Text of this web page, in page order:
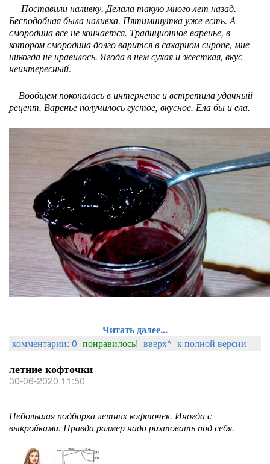
Поставили наливку. Делала такую много лет назад.
Бесподобная была наливка. Пятиминутка уже есть. А
смородина все не кончается. Традиционное варенье, в
котором смородина долго варится в сахарном сиропе, мне
никогда не нравилось. Ягода в нем сухая и жесткая, вкус
неинтересный.
Вообщем покопалась в интернете и встретила удачный
рецепт. Варенье получилось густое, вкусное. Ела бы и ела.
Читать далее...
комментарии: 0 понравилось! вверх^ к полной версии
летние кофточки
30-06-2020 11:50
Небольшая подборка летних кофточек. Иногда с
выкройками. Правда размер надо рихтовать под себя.